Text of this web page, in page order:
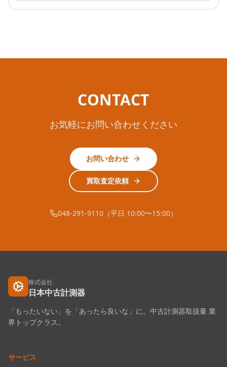
CONTACT
お気軽にお問い合わせください
お問い合わせ
買取査定依頼
048-291-9110（平日 10:00〜15:00）
株式会社
日本中古計測器
「もったいない」を「あったら良いな」に。中古計測器取扱量 業
界トップクラス。
サービス